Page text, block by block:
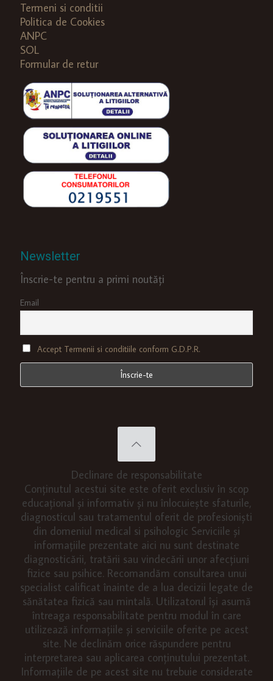
Termeni si conditii
Politica de Cookies
ANPC
SOL
Formular de retur
Newsletter
Înscrie-te pentru a primi noutăți
Email
Accept Termenii si conditiile conform G.D.P.R.
Declinare de responsabilitate
Conținutul acestui site este oferit exclusiv în scop
educațional și informativ și nu înlocuiește sfaturile,
diagnosticul sau tratamentul oferit de profesioniști
din domeniul medical si psihologic Serviciile și
informațiile prezentate aici nu sunt destinate
diagnosticării, tratării sau vindecării unor afecțiuni
fizice sau psihice. Recomandăm consultarea unui
specialist calificat înainte de a lua decizii legate de
sănătatea fizică sau mintală. Utilizatorul își asumă
întreaga responsabilitate pentru modul în care
utilizează informațiile și serviciile oferite pe acest
site. Ne declinăm orice răspundere pentru
interpretarea sau aplicarea conținutului prezentat.
Informațiile de pe acest site nu trebuie considerate